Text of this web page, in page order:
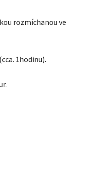
rozmíchanou ve
1hodinu).